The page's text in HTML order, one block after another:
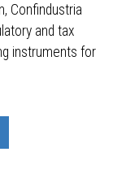
Confindustria
and tax
instruments for